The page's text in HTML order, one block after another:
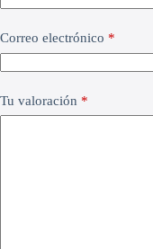
Correo electrónico *
Tu valoración *